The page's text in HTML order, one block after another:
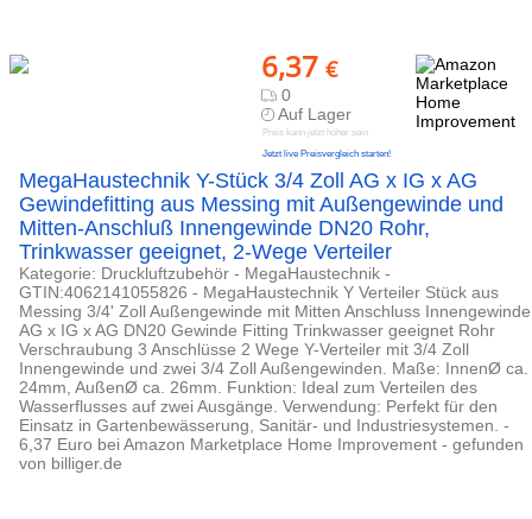
6,37 €
0
Auf Lager
Preis kann jetzt höher sein
Jetzt live Preisvergleich starten!
MegaHaustechnik Y-Stück 3/4 Zoll AG x IG x AG
Gewindefitting aus Messing mit Außengewinde und
Mitten-Anschluß Innengewinde DN20 Rohr,
Trinkwasser geeignet, 2-Wege Verteiler
Kategorie: Druckluftzubehör - MegaHaustechnik -
GTIN:4062141055826 - MegaHaustechnik Y Verteiler Stück aus
Messing 3/4' Zoll Außengewinde mit Mitten Anschluss Innengewinde
AG x IG x AG DN20 Gewinde Fitting Trinkwasser geeignet Rohr
Verschraubung 3 Anschlüsse 2 Wege Y-Verteiler mit 3/4 Zoll
Innengewinde und zwei 3/4 Zoll Außengewinden. Maße: InnenØ ca.
24mm, AußenØ ca. 26mm. Funktion: Ideal zum Verteilen des
Wasserflusses auf zwei Ausgänge. Verwendung: Perfekt für den
Einsatz in Gartenbewässerung, Sanitär- und Industriesystemen. -
6,37 Euro bei Amazon Marketplace Home Improvement - gefunden
von billiger.de